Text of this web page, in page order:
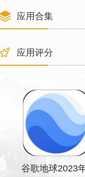
应用合集
应用评分
谷歌地球2023